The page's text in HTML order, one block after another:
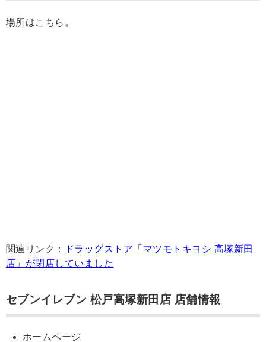
場所はこちら。
関連リンク：
ドラッグストア「マツモトキヨシ 高塚新田
店」が閉店していました
セブンイレブン 松戸高塚新田店 店舗情報
ホームページ